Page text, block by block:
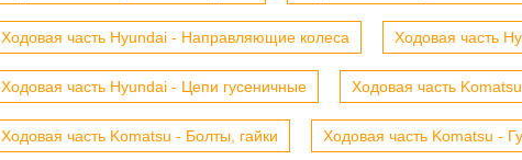
Ходовая часть Hyundai - Направляющие колеса Ходовая часть
Ходовая часть Hyundai - Цепи гусеничные Ходовая часть
Ходовая часть Komatsu - Болты, гайки Ходовая часть Komatsu -